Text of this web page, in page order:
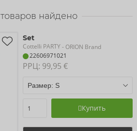
товаров найдено
Set
Cottelli PARTY- ORION Brand
22606971021
РРЦ: 99,95 €
Купить